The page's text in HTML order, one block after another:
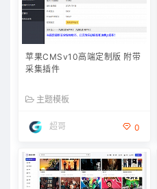
苹果CMSv10高端定制版 附带
采集插件
主题模板
超哥 0